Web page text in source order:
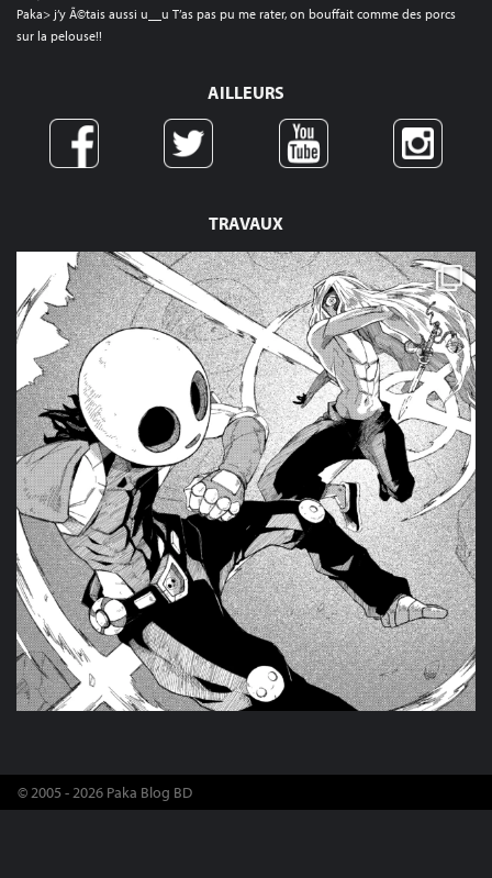
TRAVAUX
Paka> j’y Ã©tais aussi u__u T’as pas pu me rater, on bouffait comme des porcs
sur la pelouse!!
AILLEURS
© 2005 - 2026 Paka Blog BD